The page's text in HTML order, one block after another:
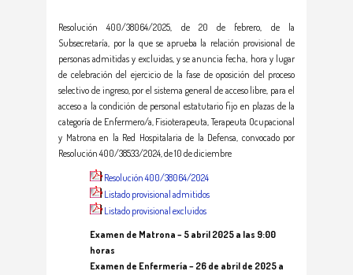
Resolución 400/38064/2025, de 20 de febrero, de la
Subsecretaría, por la que se aprueba la relación provisional de
personas admitidas y excluidas, y se anuncia fecha, hora y lugar
de celebración del ejercicio de la fase de oposición del proceso
selectivo de ingreso, por el sistema general de acceso libre, para el
acceso a la condición de personal estatutario fijo en plazas de la
categoría de Enfermero/a, Fisioterapeuta, Terapeuta Ocupacional
y Matrona en la Red Hospitalaria de la Defensa, convocado por
Resolución 400/38533/2024, de 10 de diciembre
Resolución 400/38064/2024
Listado provisional admitidos
Listado provisional excluidos
Examen de Matrona – 5 abril 2025 a las 9:00
horas
Examen de Enfermería – 26 de abril de 2025 a